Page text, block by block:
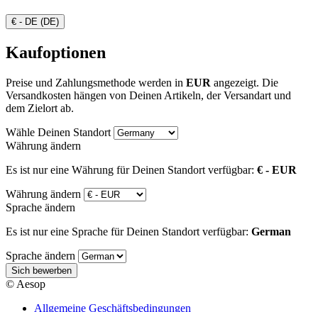
€ - DE (DE)
Kaufoptionen
Preise und Zahlungsmethode werden in EUR angezeigt. Die
Versandkosten hängen von Deinen Artikeln, der Versandart und
dem Zielort ab.
Wähle Deinen Standort
Währung ändern
Es ist nur eine Währung für Deinen Standort verfügbar: € - EUR
Währung ändern
Sprache ändern
Es ist nur eine Sprache für Deinen Standort verfügbar: German
Sprache ändern
Sich bewerben
© Aesop
Allgemeine Geschäftsbedingungen